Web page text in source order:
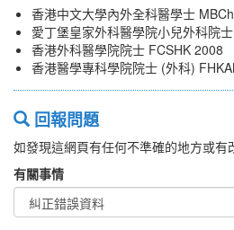
香港中文大學內外全科醫學士
愛丁堡皇家外科醫學院小兒外科院
香港外科醫學院院士 FCSHK 2008
香港醫學專科學院院士 (外科)
回報問題
如發現這網頁有任何不準確的地方或有
有關事情